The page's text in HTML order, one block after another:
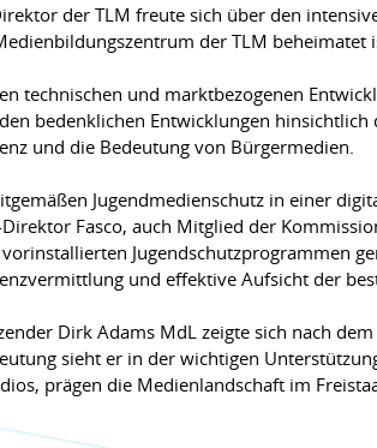
der TLM freute sich über den
der TLM beheimatet
technischen und marktbezogenen
bedenklichen Entwicklungen
und die Bedeutung von Bürgermedien.
Jugendmedienschutz in einer
Fasco, auch Mitglied der
Jugendschutzprogrammen
und effektive Aufsicht der
Dirk Adams MdL zeigte sich nach
sieht er in der wichtigen
prägen die Medienlandschaft im